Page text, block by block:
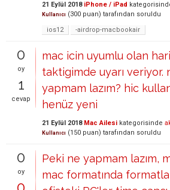
21 Eylül 2018 iPhone / iPad
Kullanıcı (300 puan) tarafından soruldu
ios12
-airdrop-macbookair
0
oy
1
cevap
mac icin uyumlu olan
taktigimde uyarı veriyor.
yapmam lazım? hic
henüz yeni
21 Eylül 2018 Mac Ailesi kategorisinde
Kullanıcı (150 puan) tarafından soruldu
0
oy
Peki ne yapmam lazım,
mac formatında